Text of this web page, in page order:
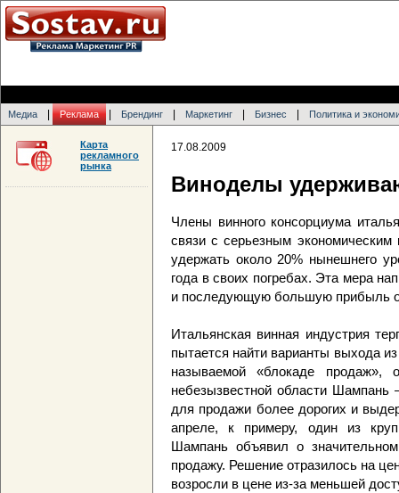
Медиа Реклама Брендинг Маркетинг Бизнес Политика и
17.08.2009
Виноделы
Члены винного консорциума
связи с серьезным
удержать около 20% нынешнего
года в своих погребах. Эта мера
и последующую большую прибыль
Итальянская винная индустрия
пытается найти варианты выхода
называемой «блокаде продаж»,
небезызвестной области
для продажи более дорогих и
апреле, к примеру, один из
Шампань объявил о
продажу. Решение отразилось на
возросли в цене из-за меньшей
Карта
рекламного
рынка